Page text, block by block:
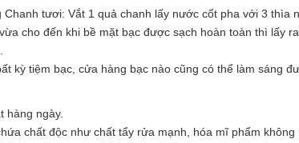
tươi: Vắt 1 quả chanh lấy nước cốt pha với 3 thìa
cho đến khi bề mặt bạc được sạch hoàn toàn thì lấy
kỳ tiệm bạc, cửa hàng bạc nào cũng có thể làm sáng
hàng ngày.
chất độc như chất tẩy rửa mạnh, hóa mĩ phẩm không